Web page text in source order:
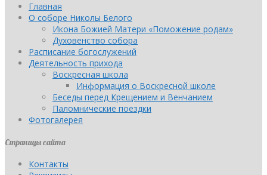
Главная
О соборе Николы Белого
Икона Божией Матери «Поможение родам»
Духовенство собора
Расписание богослужений
Деятельность прихода
Воскресная школа
Информация о Воскресной школе
Беседы перед Крещением и Венчанием
Паломнические поездки
Фотогалерея
Страницы сайта
Контакты